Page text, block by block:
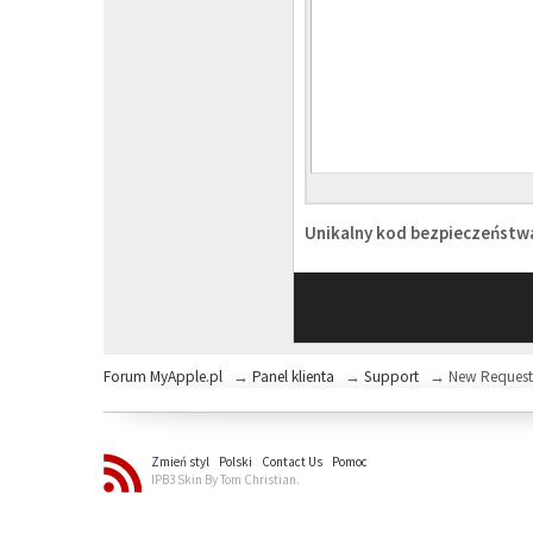
Unikalny kod
Forum MyApple.pl → Panel klienta → Support → New Request
Zmień styl Polski Contact Us
Pomoc
IPB3 Skin By Tom Christian.